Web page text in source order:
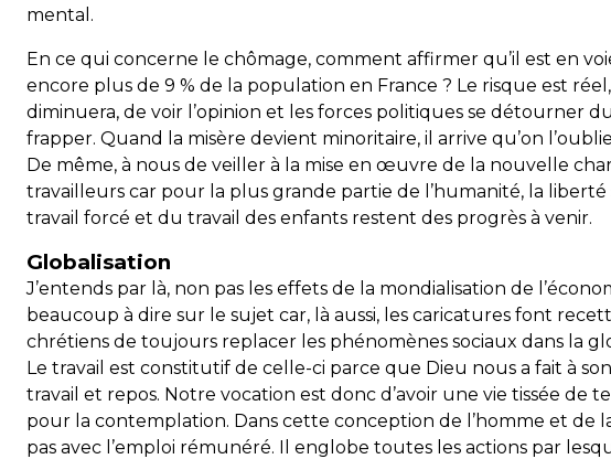
mental.
En ce qui concerne le chômage, comment affirmer qu’il est en
encore plus de 9 % de la population en France ? Le risque est
diminuera, de voir l’opinion et les forces politiques se détourner
frapper. Quand la misère devient minoritaire, il arrive qu’on
De même, à nous de veiller à la mise en œuvre de la nouvelle
travailleurs car pour la plus grande partie de l’humanité, la
travail forcé et du travail des enfants restent des progrès à venir.
Globalisation
J’entends par là, non pas les effets de la mondialisation de
beaucoup à dire sur le sujet car, là aussi, les caricatures font
chrétiens de toujours replacer les phénomènes sociaux dans la
Le travail est constitutif de celle-ci parce que Dieu nous a fait à
travail et repos. Notre vocation est donc d’avoir une vie tissée de
pour la contemplation. Dans cette conception de l’homme et de
pas avec l’emploi rémunéré. Il englobe toutes les actions par